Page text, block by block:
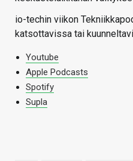
io-techin viikon
katsottavissa tai
Youtube
Apple Podcasts
Spotify
Supla